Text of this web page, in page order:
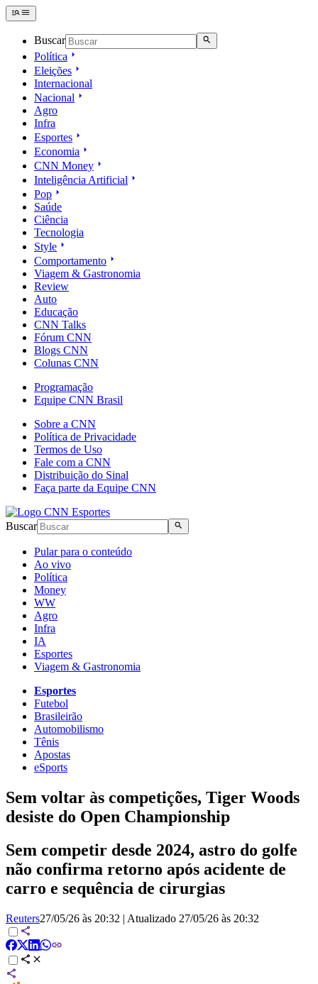
Buscar
Política
Eleições
Internacional
Nacional
Agro
Infra
Esportes
Economia
CNN Money
Inteligência Artificial
Pop
Saúde
Ciência
Tecnologia
Style
Comportamento
Viagem & Gastronomia
Review
Auto
Educação
CNN Talks
Fórum CNN
Blogs CNN
Colunas CNN
Programação
Equipe CNN Brasil
Sobre a CNN
Política de Privacidade
Termos de Uso
Fale com a CNN
Distribuição do Sinal
Faça parte da Equipe CNN
Buscar
Pular para o conteúdo
Ao vivo
Política
Money
WW
Agro
Infra
IA
Esportes
Viagem & Gastronomia
Esportes
Futebol
Brasileirão
Automobilismo
Tênis
Apostas
eSports
Sem voltar às competições, Tiger Woods
desiste do Open Championship
Sem competir desde 2024, astro do golfe
não confirma retorno após acidente de
carro e sequência de cirurgias
Reuters27/05/26 às 20:32 | Atualizado 27/05/26 às 20:32